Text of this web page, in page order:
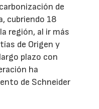
de
cubriendo 18
región, al ir más
de Origen y
plazo con
ha
de Schneider